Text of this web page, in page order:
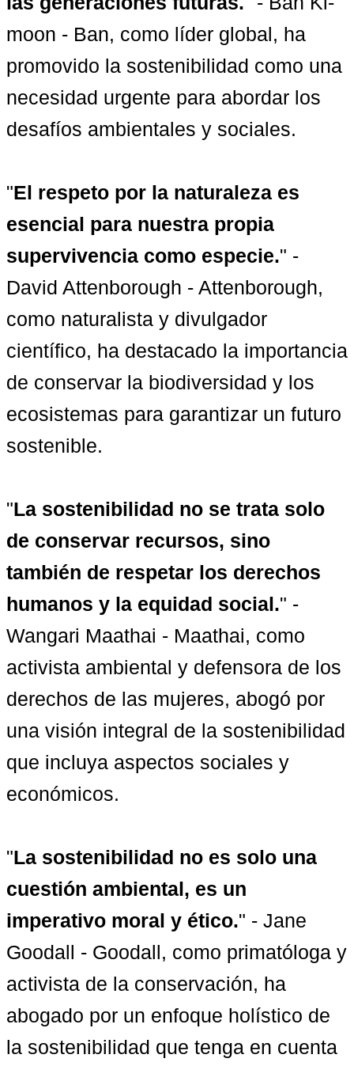
moon - Ban, como líder global, ha
promovido la sostenibilidad como una
necesidad urgente para abordar los
desafíos ambientales y sociales.
"El respeto por la naturaleza es
esencial para nuestra propia
supervivencia como especie." -
David Attenborough - Attenborough,
como naturalista y divulgador
científico, ha destacado la importancia
de conservar la biodiversidad y los
ecosistemas para garantizar un futuro
sostenible.
"La sostenibilidad no se trata solo
de conservar recursos, sino
también de respetar los derechos
humanos y la equidad social." -
Wangari Maathai - Maathai, como
activista ambiental y defensora de los
derechos de las mujeres, abogó por
una visión integral de la sostenibilidad
que incluya aspectos sociales y
económicos.
"La sostenibilidad no es solo una
cuestión ambiental, es un
imperativo moral y ético." - Jane
Goodall - Goodall, como primatóloga y
activista de la conservación, ha
abogado por un enfoque holístico de
la sostenibilidad que tenga en cuenta